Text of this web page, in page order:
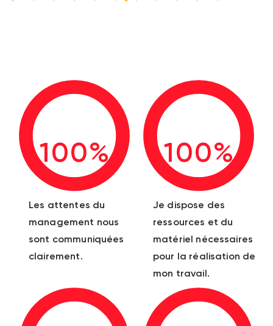
100%
Les attentes du
management nous
sont communiquées
clairement.
100%
Je dispose des
ressources et du
matériel nécessaires
pour la réalisation de
mon travail.